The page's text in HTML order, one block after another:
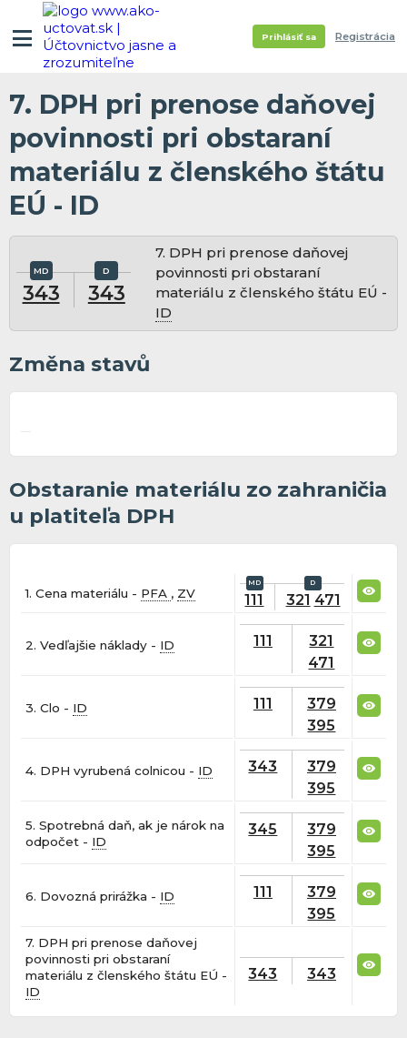
Prihlásiť sa Registrácia
7. DPH pri prenose daňovej
povinnosti pri obstaraní
materiálu z členského štátu
EÚ - ID
343 343
7. DPH pri prenose daňovej
povinnosti pri obstaraní
materiálu z členského štátu EÚ -
ID
Změna stavů
Obstaranie materiálu zo zahraničia
u platiteľa DPH
1. Cena materiálu - PFA , ZV 111 321 471
2. Vedľajšie náklady - ID 111
321
471
3. Clo - ID 111
379
395
4. DPH vyrubená colnicou - ID 343
379
395
5. Spotrebná daň, ak je nárok na
odpočet - ID
345
379
395
6. Dovozná prirážka - ID 111
379
395
7. DPH pri prenose daňovej
povinnosti pri obstaraní
materiálu z členského štátu EÚ -
ID
343 343